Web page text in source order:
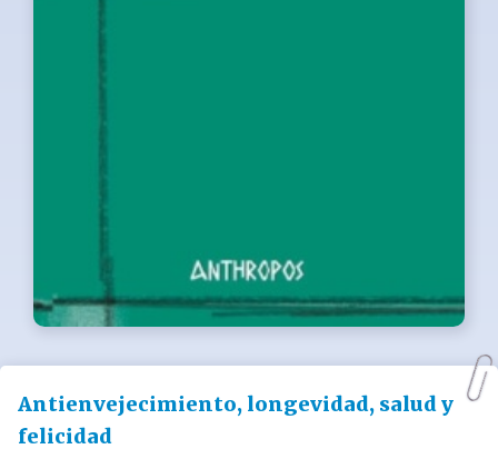
Antienvejecimiento, longevidad, salud y
felicidad